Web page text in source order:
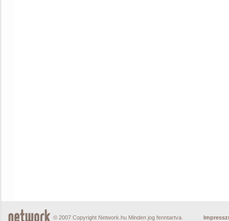
© 2007 Copyright Network.hu Minden jog fenntartva.